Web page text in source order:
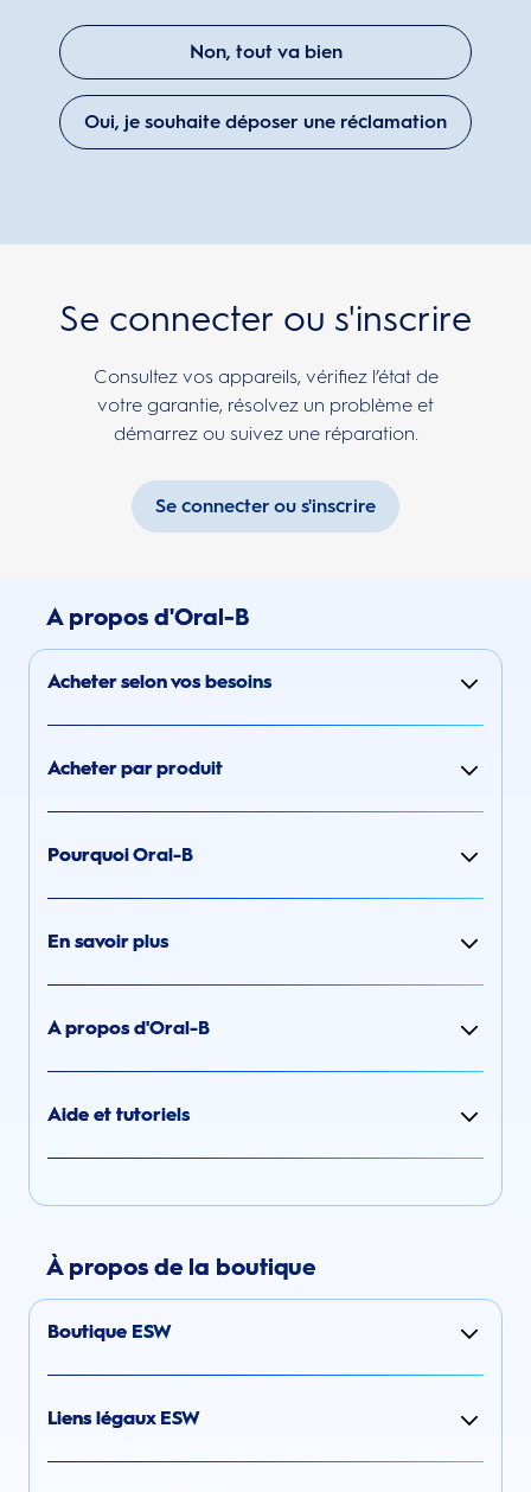
Non, tout va bien
Oui, je souhaite déposer une réclamation
Se connecter ou s'inscrire
Consultez vos appareils, vérifiez l’état de
votre garantie, résolvez un problème et
démarrez ou suivez une réparation.
Se connecter ou s'inscrire
A propos d'Oral-B
Acheter selon vos besoins
Acheter par produit
Pourquoi Oral-B
En savoir plus
A propos d'Oral-B
Aide et tutoriels
À propos de la boutique
Boutique ESW
Liens légaux ESW